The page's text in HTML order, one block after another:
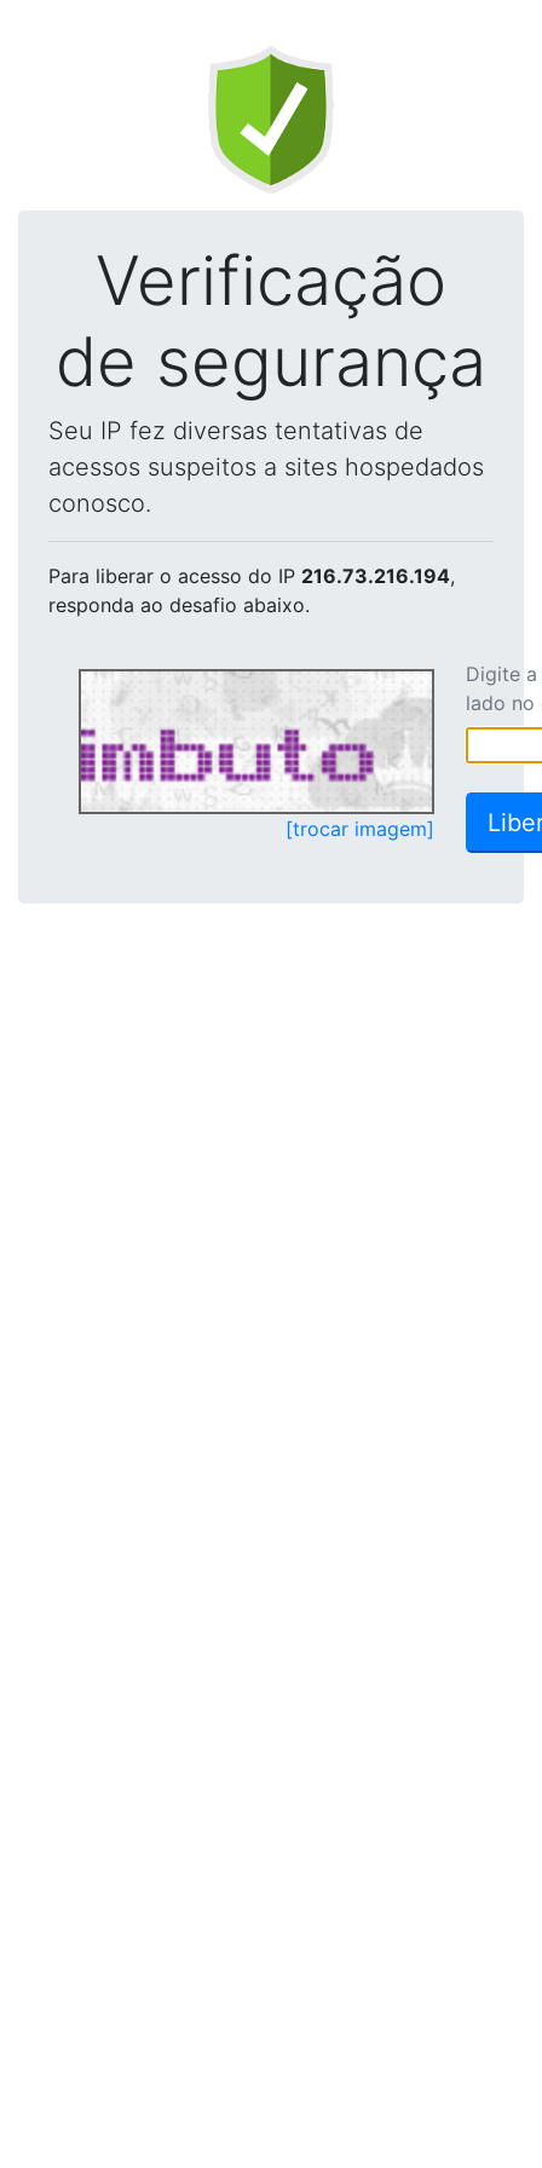
Verificação
de segurança
Seu IP fez diversas tentativas de
acessos suspeitos a sites hospedados
conosco.
Para liberar o acesso do IP 216.73.216.194,
responda ao desafio abaixo.
[trocar imagem]
Digite
lado no